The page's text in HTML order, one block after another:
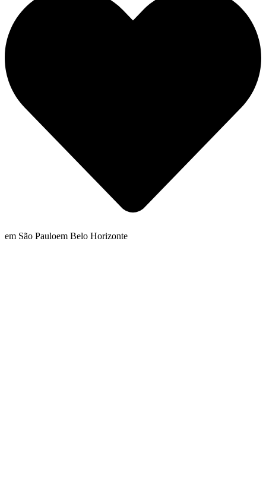
em São Pauloem Belo Horizonte